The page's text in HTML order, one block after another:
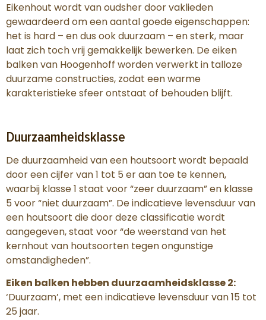
Eikenhout wordt van oudsher door vaklieden
gewaardeerd om een aantal goede eigenschappen:
het is hard – en dus ook duurzaam – en sterk, maar
laat zich toch vrij gemakkelijk bewerken. De eiken
balken van Hoogenhoff worden verwerkt in talloze
duurzame constructies, zodat een warme
karakteristieke sfeer ontstaat of behouden blijft.
Duurzaamheidsklasse
De duurzaamheid van een houtsoort wordt bepaald
door een cijfer van 1 tot 5 er aan toe te kennen,
waarbij klasse 1 staat voor “zeer duurzaam” en klasse
5 voor “niet duurzaam”. De indicatieve levensduur van
een houtsoort die door deze classificatie wordt
aangegeven, staat voor “de weerstand van het
kernhout van houtsoorten tegen ongunstige
omstandigheden”.
Eiken balken hebben duurzaamheidsklasse 2:
‘Duurzaam’, met een indicatieve levensduur van 15 tot
25 jaar.